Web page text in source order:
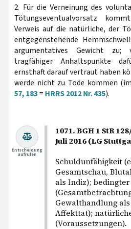
2. Für die Verneinung des
Tötungseventualvorsatz
Verweis auf die natürliche, der
entgegenstehende
argumentatives Gewicht zu;
tragfähiger Anhaltspunkte
ernsthaft darauf vertraut haben
werde nicht zu Tode kommen
57, 183= HRRS 2012 Nr. 435).
1071. BGH 1 StR
Juli 2016 (LG
Schuldunfähigkeit
Gesamtschau,
als Indiz);
Gewalthandlung
Affekttat);
(Voraussetzungen).
Entscheidung
aufrufen